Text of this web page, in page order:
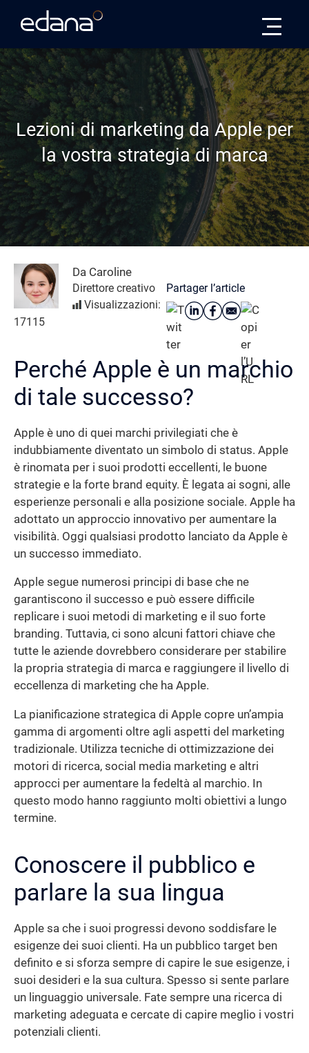
Lezioni di marketing da Apple per
la vostra strategia di marca
Da Caroline
Direttore creativo
Visualizzazioni:
17115
Partager l’article
Perché Apple è un marchio
di tale successo?
Apple è uno di quei marchi privilegiati che è
indubbiamente diventato un simbolo di status. Apple
è rinomata per i suoi prodotti eccellenti, le buone
strategie e la forte brand equity. È legata ai sogni, alle
esperienze personali e alla posizione sociale. Apple ha
adottato un approccio innovativo per aumentare la
visibilità. Oggi qualsiasi prodotto lanciato da Apple è
un successo immediato.
Apple segue numerosi principi di base che ne
garantiscono il successo e può essere difficile
replicare i suoi metodi di marketing e il suo forte
branding. Tuttavia, ci sono alcuni fattori chiave che
tutte le aziende dovrebbero considerare per stabilire
la propria strategia di marca e raggiungere il livello di
eccellenza di marketing che ha Apple.
La pianificazione strategica di Apple copre un’ampia
gamma di argomenti oltre agli aspetti del marketing
tradizionale. Utilizza tecniche di ottimizzazione dei
motori di ricerca, social media marketing e altri
approcci per aumentare la fedeltà al marchio. In
questo modo hanno raggiunto molti obiettivi a lungo
termine.
Conoscere il pubblico e
parlare la sua lingua
Apple sa che i suoi progressi devono soddisfare le
esigenze dei suoi clienti. Ha un pubblico target ben
definito e si sforza sempre di capire le sue esigenze, i
suoi desideri e la sua cultura. Spesso si sente parlare
un linguaggio universale. Fate sempre una ricerca di
marketing adeguata e cercate di capire meglio i vostri
potenziali clienti.